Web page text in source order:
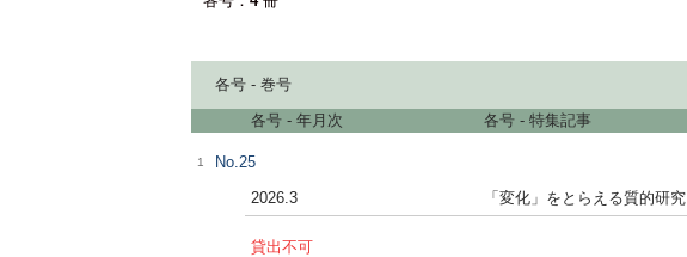
各号 - 巻号
各号 - 年月次
各号 - 特集記事
1
No.25
2026.3
「変化」をとらえる質的研究
貸出不可